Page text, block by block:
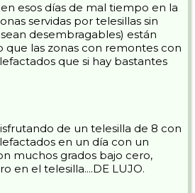
esos días de mal tiempo en la
servidas por telesillas sin
desembragables) están
que las zonas con remontes con
que si hay bastantes
de un telesilla de 8 con
en un día con un
muchos grados bajo cero,
en el telesilla....DE LUJO.